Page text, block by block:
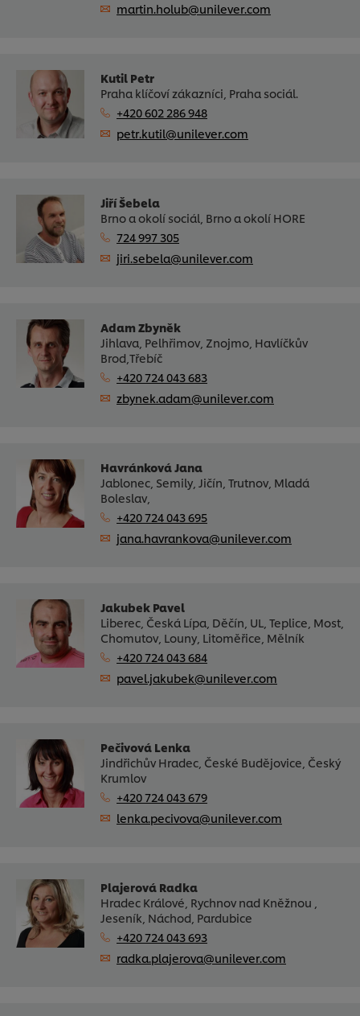
martin.holub@unilever.com
Kutil Petr
Praha klíčoví zákazníci, Praha sociál.
+420 602 286 948
petr.kutil@unilever.com
Jiří Šebela
Brno a okolí sociál, Brno a okolí HORE
724 997 305
jiri.sebela@unilever.com
Adam Zbyněk
Jihlava, Pelhřimov, Znojmo, Havlíčkův
Brod,Třebíč
+420 724 043 683
zbynek.adam@unilever.com
Havránková Jana
Jablonec, Semily, Jičín, Trutnov, Mladá
Boleslav,
+420 724 043 695
jana.havrankova@unilever.com
Jakubek Pavel
Liberec, Česká Lípa, Děčín, UL, Teplice, Most,
Chomutov, Louny, Litoměřice, Mělník
+420 724 043 684
pavel.jakubek@unilever.com
Pečivová Lenka
Jindřichův Hradec, České Budějovice, Český
Krumlov
+420 724 043 679
lenka.pecivova@unilever.com
Plajerová Radka
Hradec Králové, Rychnov nad Kněžnou ,
Jeseník, Náchod, Pardubice
+420 724 043 693
radka.plajerova@unilever.com